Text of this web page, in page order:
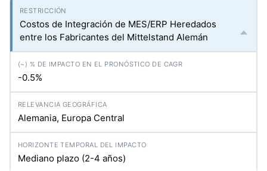
Costos de Integración de MES/ERP Heredados
entre los Fabricantes del Mittelstand Alemán
-0.5%
Alemania, Europa Central
Mediano plazo (2-4 años)